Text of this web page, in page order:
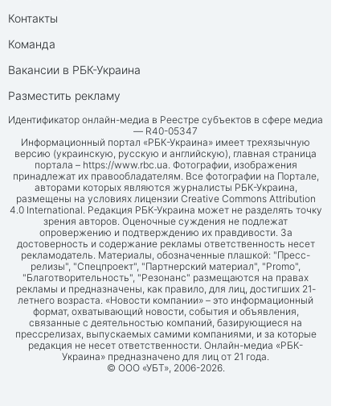
Контакты
Команда
Вакансии в РБК-Украина
Разместить рекламу
Идентификатор онлайн-медиа в Реестре субъектов в сфере медиа
— R40-05347
Информационный портал «РБК-Украина» имеет трехязычную
версию (украинскую, русскую и английскую), главная страница
портала – https://www.rbc.ua . Фотографии, изображения
принадлежат их правообладателям. Все фотографии на Портале,
авторами которых являются журналисты РБК-Украина,
размещены на условиях лицензии Creative Commons Attribution
4.0 International. Редакция РБК-Украина может не разделять точку
зрения авторов. Оценочные суждения не подлежат
опровержению и подтверждению их правдивости. За
достоверность и содержание рекламы ответственность несет
рекламодатель. Материалы, обозначенные плашкой: "Пресс-
релизы", "Спецпроект", "Партнерский материал", "Promo",
"Благотворительность", "Резонанс" размещаются на правах
рекламы и предназначены, как правило, для лиц, достигших 21-
летнего возраста. «Новости компании» – это информационный
формат, охватывающий новости, события и объявления,
связанные с деятельностью компаний, базирующиеся на
прессрелизах, выпускаемых самими компаниями, и за которые
редакция не несет ответственности. Онлайн-медиа «РБК-
Украина» предназначено для лиц от 21 года.
© ООО «УБТ», 2006-2026.